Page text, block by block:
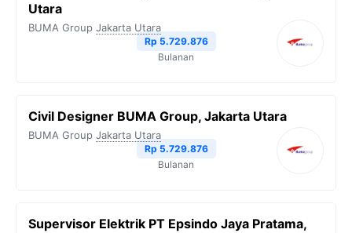
Utara
BUMA Group Jakarta Utara
Rp 5.729.876
Bulanan
Civil Designer BUMA Group, Jakarta Utara
BUMA Group Jakarta Utara
Rp 5.729.876
Bulanan
Supervisor Elektrik PT Epsindo Jaya Pratama,